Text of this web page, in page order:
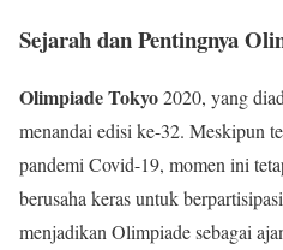
Sejarah dan Pentingnya
Olimpiade Tokyo2020, yang
menandai edisi ke-32. Meskipun
pandemi Covid-19, momen ini
berusaha keras untuk
menjadikan Olimpiade sebagai